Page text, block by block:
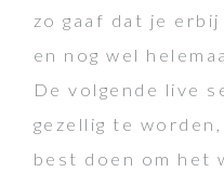
zo gaaf dat je
en nog wel
De volgende live
gezellig te
best doen om het